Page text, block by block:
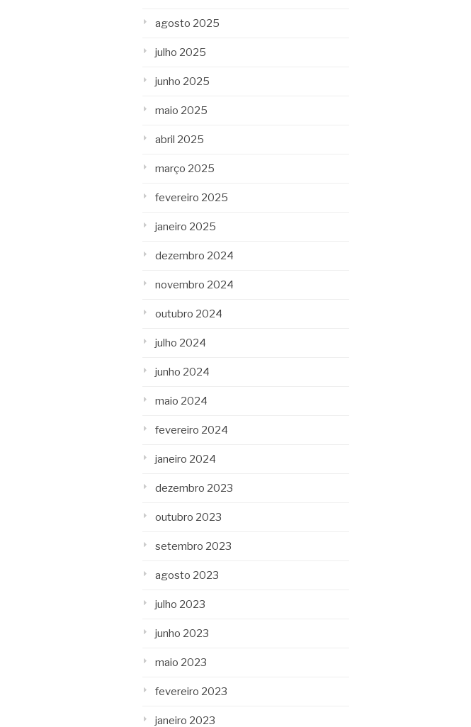
agosto 2025
julho 2025
junho 2025
maio 2025
abril 2025
março 2025
fevereiro 2025
janeiro 2025
dezembro 2024
novembro 2024
outubro 2024
julho 2024
junho 2024
maio 2024
fevereiro 2024
janeiro 2024
dezembro 2023
outubro 2023
setembro 2023
agosto 2023
julho 2023
junho 2023
maio 2023
fevereiro 2023
janeiro 2023